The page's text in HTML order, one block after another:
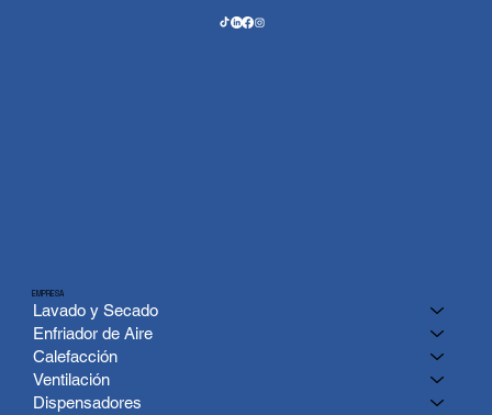
EMPRESA
Lavado y Secado
Enfriador de Aire
Calefacción
Ventilación
Dispensadores